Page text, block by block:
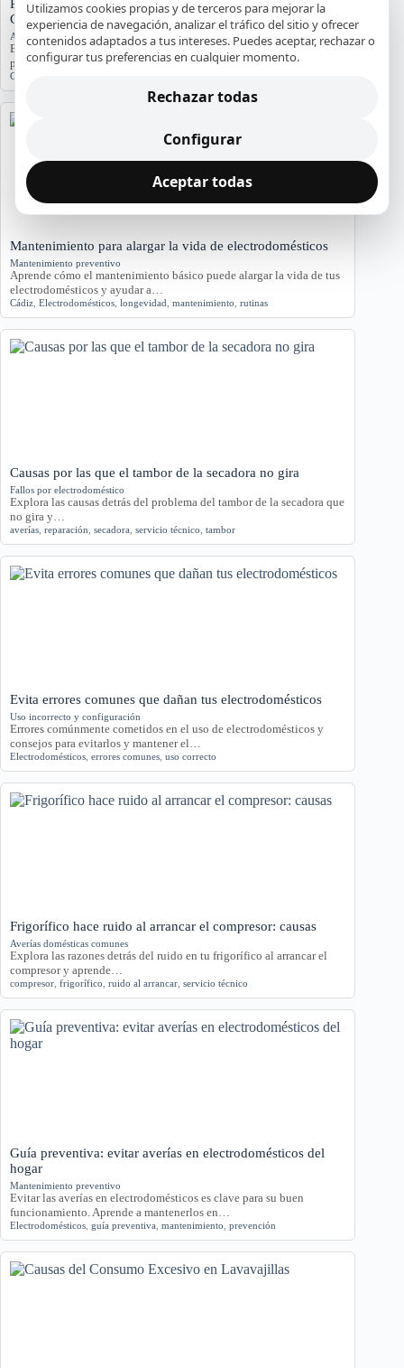
Problemas de Electrodomésticos en Pisos Antiguos de
Cádiz
Averías y orientación en Cádiz
Exploramos los problemas más comunes de electrodomésticos en
pisos antiguos de Cádiz, considerando la humedad…
Cádiz
Mantenimiento para alargar la vida de electrodomésticos
Mantenimiento preventivo
Aprende cómo el mantenimiento básico puede alargar la vida de tus
electrodomésticos y ayudar a…
Cádiz Electrodomésticos longevidad mantenimiento rutinas
Causas por las que el tambor de la secadora no gira
Fallos por electrodoméstico
Explora las causas detrás del problema del tambor de la secadora que
no gira y…
averías reparación secadora servicio técnico tambor
Evita errores comunes que dañan tus electrodomésticos
Uso incorrecto y configuración
Errores comúnmente cometidos en el uso de electrodomésticos y
consejos para evitarlos y mantener el…
Electrodomésticos errores comunes uso correcto
Frigorífico hace ruido al arrancar el compresor: causas
Averías domésticas comunes
Explora las razones detrás del ruido en tu frigorífico al arrancar el
compresor y aprende…
compresor frigorífico ruido al arrancar servicio técnico
Guía preventiva: evitar averías en electrodomésticos del
hogar
Mantenimiento preventivo
Evitar las averías en electrodomésticos es clave para su buen
funcionamiento. Aprende a mantenerlos en…
Electrodomésticos guía preventiva mantenimiento prevención
Utilizamos cookies propias y de terceros para mejorar la
experiencia de navegación, analizar el tráfico del sitio y ofrecer
contenidos adaptados a tus intereses. Puedes aceptar, rechazar o
configurar tus preferencias en cualquier momento.
Rechazar todas
Configurar
Aceptar todas